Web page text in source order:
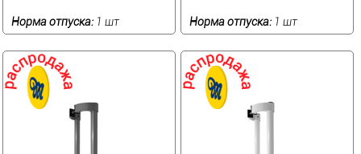
Норма отпуска: 1 шт Норма отпуска: 1 шт